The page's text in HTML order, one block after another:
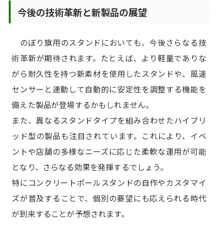
今後の技術革新と新製品の展望
のぼり旗用のスタンドにおいても、今後さらなる技
術革新が期待されます。たとえば、より軽量でありな
がら耐久性を持つ新素材を使用したスタンドや、風速
センサーと連動して自動的に安定性を調整する機能を
備えた製品が登場するかもしれません。
また、異なるスタンドタイプを組み合わせたハイブリ
ッド型の製品も注目されています。これにより、イベ
ントや店舗の多様なニーズに応じた柔軟な運用が可能
となり、さらなる効果を発揮するでしょう。
特にコンクリートポールスタンドの自作やカスタマイ
ズが普及することで、個別の要望にも応えられる時代
が到来することが予想されます。